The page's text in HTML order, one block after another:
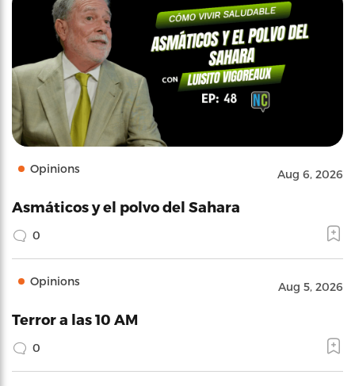
Opinions Aug 6, 2026
Asmáticos y el polvo del Sahara
0
Opinions Aug 5, 2026
Terror a las 10 AM
0